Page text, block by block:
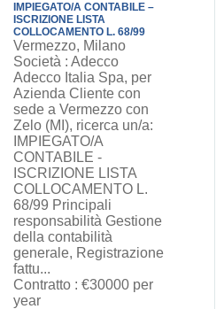
IMPIEGATO/A CONTABILE –
ISCRIZIONE LISTA
COLLOCAMENTO L. 68/99
Vermezzo, Milano
Società : Adecco
Adecco Italia Spa, per
Azienda Cliente con
sede a Vermezzo con
Zelo (MI), ricerca un/a:
IMPIEGATO/A
CONTABILE -
ISCRIZIONE LISTA
COLLOCAMENTO L.
68/99 Principali
responsabilità Gestione
della contabilità
generale, Registrazione
fattu...
Contratto : €30000 per
year